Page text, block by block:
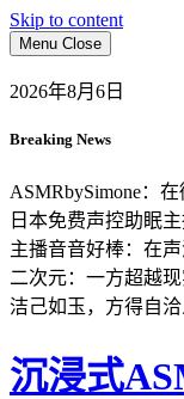
Skip to content
Menu Close
2026年8月6日
Breaking News
ASMRbySimone：
日本免费声控助眠
主播音音好棒：在
二次元：一方超越
洁己如玉，方得自
沉浸式